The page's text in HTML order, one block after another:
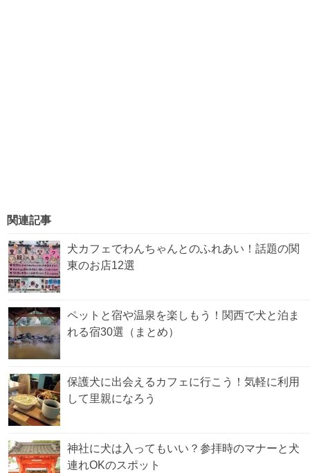
関連記事
犬カフェでわんちゃんとのふれあい！話題の関
東のお店12選
ペットと宿や温泉を楽しもう！関西で犬と泊ま
れる宿30選（まとめ）
保護犬に出会えるカフェに行こう！気軽に利用
して里親になろう
神社に犬は入ってもいい？参拝時のマナーと犬
連れOKのスポット